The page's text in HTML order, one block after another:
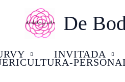
De
INVITADA